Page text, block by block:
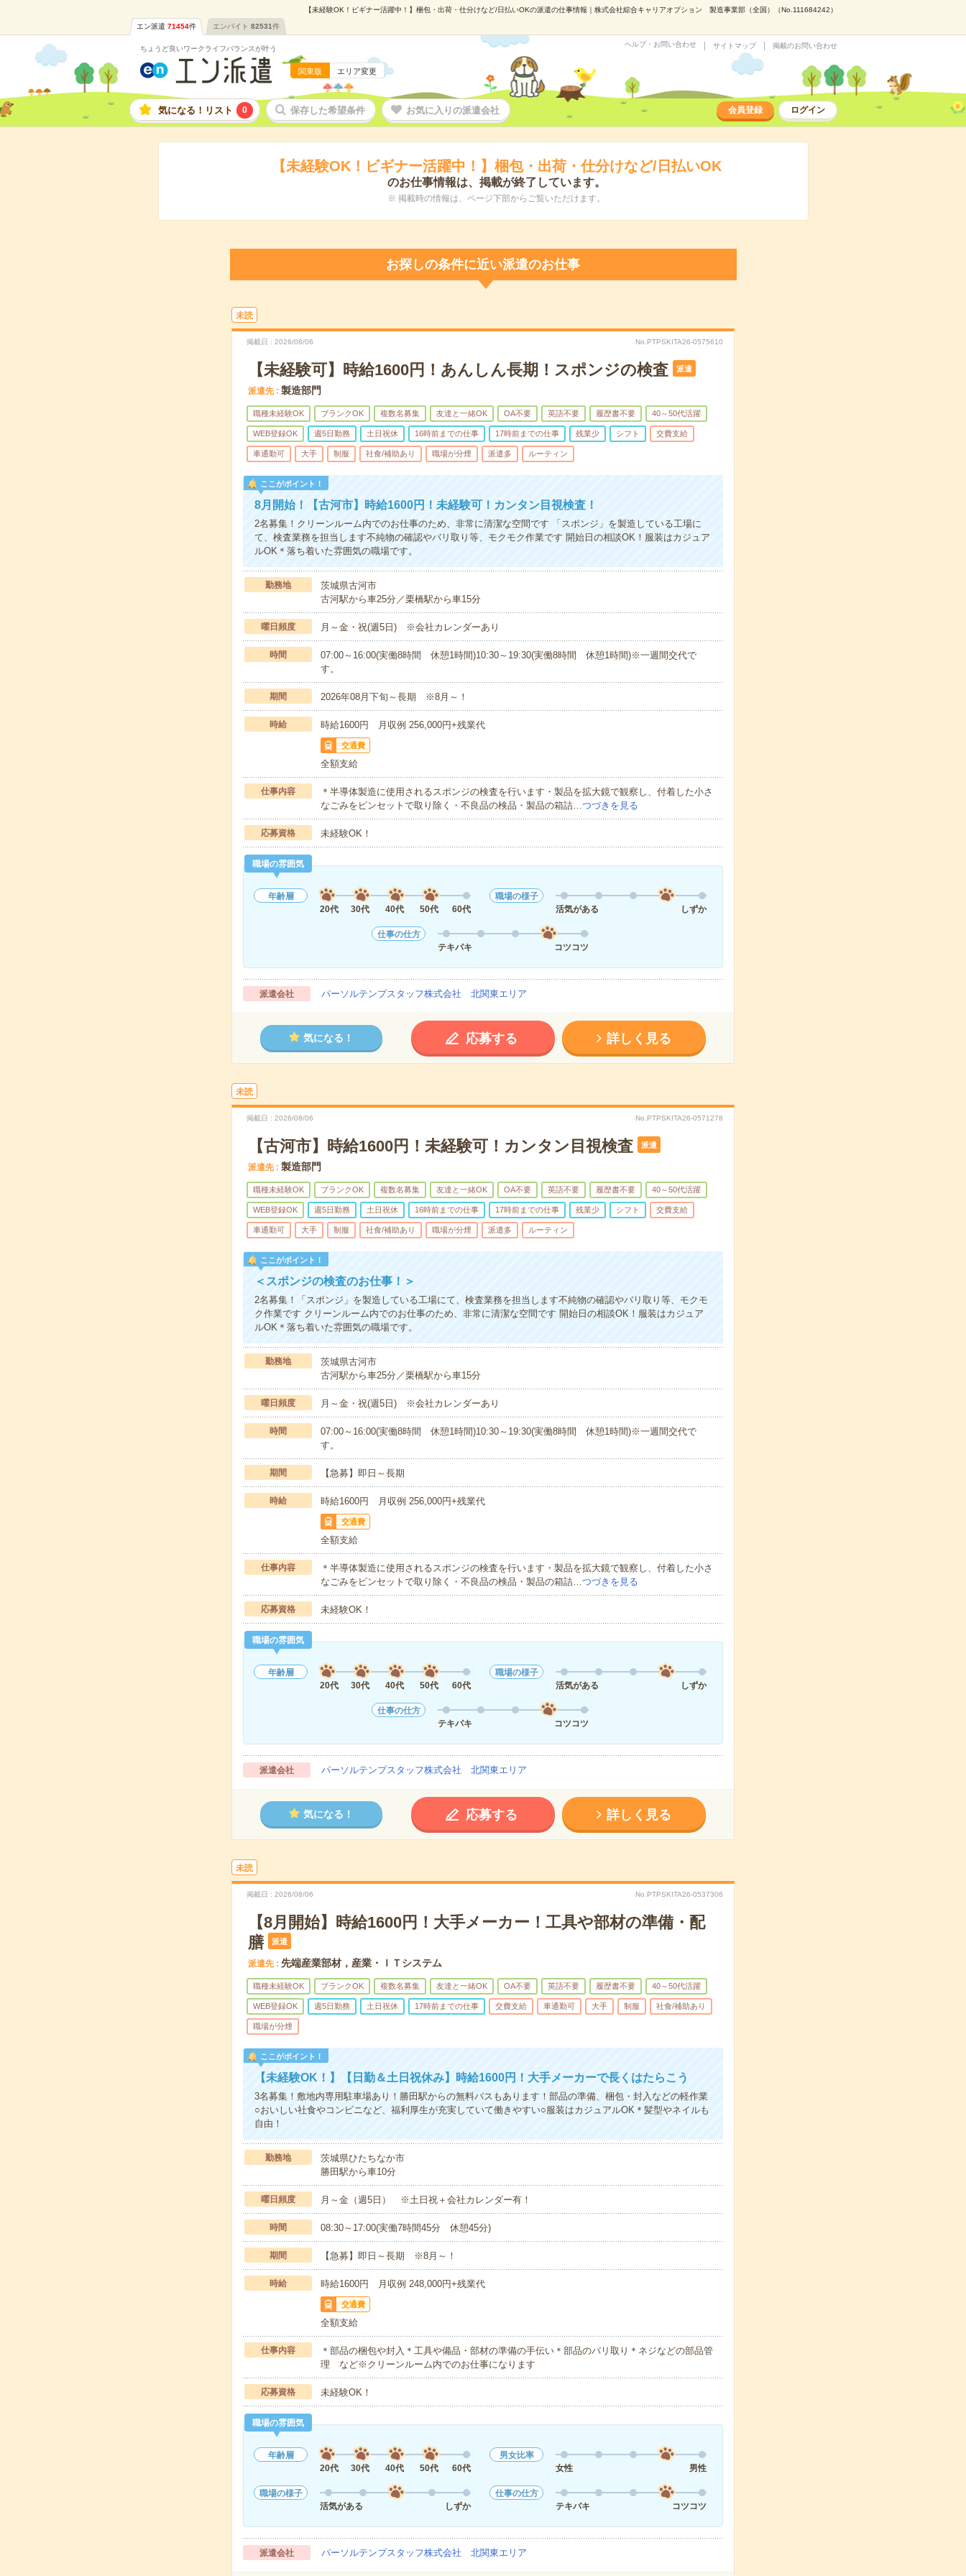
【未経験OK！ビギナー活躍中！】梱包・出荷・仕分けなど/日払いOKの派遣の仕事情報｜株式会社綜合キャリアオプション 製造事業部（全国）（No.111684242）
エン派遣 71454件 エンバイト 82531件
ちょうど良いワークライフバランスが叶う
関東版 エリア変更
ヘルプ・お問い合わせ サイトマップ 掲載のお問い合わせ
気になる！リスト 0 保存した希望条件 お気に入りの派遣会社 会員登録 ログイン
【未経験OK！ビギナー活躍中！】梱包・出荷・仕分けなど/日払いOK
のお仕事情報は、掲載が終了しています。
※ 掲載時の情報は、ページ下部からご覧いただけます。
お探しの条件に近い派遣のお仕事
未読
掲載日 2026/08/06 No.PTPSKITA26-0575610
【未経験可】時給1600円！あんしん長期！スポンジの検査 派遣
派遣先 製造部門
職種未経験OK ブランクOK 複数名募集 友達と一緒OK OA不要 英語不要 履歴書不要 40～50代活躍
WEB登録OK 週5日勤務 土日祝休 16時前までの仕事 17時前までの仕事 残業少 シフト 交費支給
車通勤可 大手 制服 社食/補助あり 職場が分煙 派遣多 ルーティン
ここがポイント！
8月開始！【古河市】時給1600円！未経験可！カンタン目視検査！
2名募集！クリーンルーム内でのお仕事のため、非常に清潔な空間です 「スポンジ」を製造している工場に
て、検査業務を担当します不純物の確認やバリ取り等、モクモク作業です 開始日の相談OK！服装はカジュア
ルOK＊落ち着いた雰囲気の職場です。
勤務地
茨城県古河市
古河駅から車25分／栗橋駅から車15分
曜日頻度 月～金・祝(週5日) ※会社カレンダーあり
時間
07:00～16:00(実働8時間 休憩1時間)10:30～19:30(実働8時間 休憩1時間)※一週間交代で
す。
期間 2026年08月下旬～長期 ※8月～！
時給 時給1600円 月収例 256,000円+残業代
交通費
全額支給
仕事内容
＊半導体製造に使用されるスポンジの検査を行います・製品を拡大鏡で観察し、付着した小さ
なごみをピンセットで取り除く・不良品の検品・製品の箱詰…つづきを見る
応募資格 未経験OK！
職場の雰囲気
年齢層
20代
30代 40代 50代 60代
職場の様子
活気がある
しずか
仕事の仕方
テキパキ
コツコツ
派遣会社 パーソルテンプスタッフ株式会社 北関東エリア
気になる！ 応募する 詳しく見る
未読
掲載日 2026/08/06 No.PTPSKITA26-0571278
【古河市】時給1600円！未経験可！カンタン目視検査 派遣
派遣先 製造部門
職種未経験OK ブランクOK 複数名募集 友達と一緒OK OA不要 英語不要 履歴書不要 40～50代活躍
WEB登録OK 週5日勤務 土日祝休 16時前までの仕事 17時前までの仕事 残業少 シフト 交費支給
車通勤可 大手 制服 社食/補助あり 職場が分煙 派遣多 ルーティン
ここがポイント！
＜スポンジの検査のお仕事！＞
2名募集！「スポンジ」を製造している工場にて、検査業務を担当します不純物の確認やバリ取り等、モクモ
ク作業です クリーンルーム内でのお仕事のため、非常に清潔な空間です 開始日の相談OK！服装はカジュア
ルOK＊落ち着いた雰囲気の職場です。
勤務地
茨城県古河市
古河駅から車25分／栗橋駅から車15分
曜日頻度 月～金・祝(週5日) ※会社カレンダーあり
時間
07:00～16:00(実働8時間 休憩1時間)10:30～19:30(実働8時間 休憩1時間)※一週間交代で
す。
期間 【急募】即日～長期
時給 時給1600円 月収例 256,000円+残業代
交通費
全額支給
仕事内容
＊半導体製造に使用されるスポンジの検査を行います・製品を拡大鏡で観察し、付着した小さ
なごみをピンセットで取り除く・不良品の検品・製品の箱詰…つづきを見る
応募資格 未経験OK！
職場の雰囲気
年齢層
20代
30代 40代 50代 60代
職場の様子
活気がある
しずか
仕事の仕方
テキパキ
コツコツ
派遣会社 パーソルテンプスタッフ株式会社 北関東エリア
気になる！ 応募する 詳しく見る
未読
掲載日 2026/08/06 No.PTPSKITA26-0537306
【8月開始】時給1600円！大手メーカー！工具や部材の準備・配
膳
派遣
派遣先 先端産業部材，産業・ＩＴシステム
職種未経験OK ブランクOK 複数名募集 友達と一緒OK OA不要 英語不要 履歴書不要 40～50代活躍
WEB登録OK 週5日勤務 土日祝休 17時前までの仕事 交費支給 車通勤可 大手 制服 社食/補助あり
職場が分煙
ここがポイント！
【未経験OK！】【日勤＆土日祝休み】時給1600円！大手メーカーで長くはたらこう
3名募集！敷地内専用駐車場あり！勝田駅からの無料バスもあります！部品の準備、梱包・封入などの軽作業
○おいしい社食やコンビニなど、福利厚生が充実していて働きやすい○服装はカジュアルOK＊髪型やネイルも
自由！
勤務地
茨城県ひたちなか市
勝田駅から車10分
曜日頻度 月～金（週5日） ※土日祝＋会社カレンダー有！
時間 08:30～17:00(実働7時間45分 休憩45分)
期間 【急募】即日～長期 ※8月～！
時給 時給1600円 月収例 248,000円+残業代
交通費
全額支給
仕事内容
＊部品の梱包や封入＊工具や備品・部材の準備の手伝い＊部品のバリ取り＊ネジなどの部品管
理 など※クリーンルーム内でのお仕事になります
応募資格 未経験OK！
職場の雰囲気
年齢層
20代
30代 40代 50代 60代
男女比率
女性
男性
職場の様子
活気がある
しずか
仕事の仕方
テキパキ
コツコツ
派遣会社 パーソルテンプスタッフ株式会社 北関東エリア